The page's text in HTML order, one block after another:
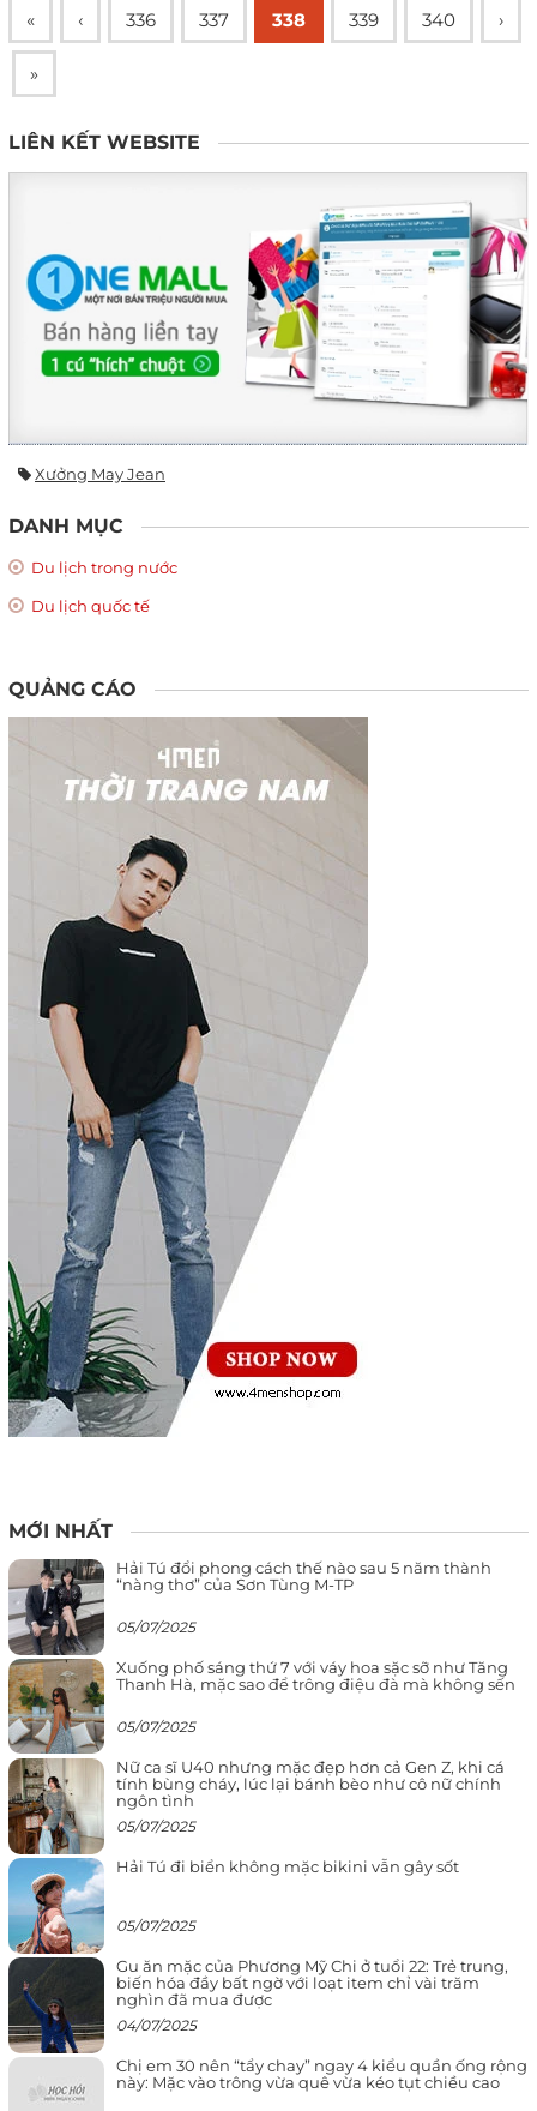
« ‹ 336 337 338 339 340 ›
»
LIÊN KẾT WEBSITE
Xưởng May Jean
DANH MỤC
Du lịch trong nước
Du lịch quốc tế
QUẢNG CÁO
MỚI NHẤT
Hải Tú đổi phong cách thế nào sau 5 năm thành
“nàng thơ” của Sơn Tùng M-TP
05/07/2025
Xuống phố sáng thứ 7 với váy hoa sặc sỡ như Tăng
Thanh Hà, mặc sao để trông điệu đà mà không sến
05/07/2025
Nữ ca sĩ U40 nhưng mặc đẹp hơn cả Gen Z, khi cá
tính bùng cháy, lúc lại bánh bèo như cô nữ chính
ngôn tình
05/07/2025
Hải Tú đi biển không mặc bikini vẫn gây sốt
05/07/2025
Gu ăn mặc của Phương Mỹ Chi ở tuổi 22: Trẻ trung,
biến hóa đầy bất ngờ với loạt item chỉ vài trăm
nghìn đã mua được
04/07/2025
Chị em 30 nên “tẩy chay” ngay 4 kiểu quần ống rộng
này: Mặc vào trông vừa quê vừa kéo tụt chiều cao